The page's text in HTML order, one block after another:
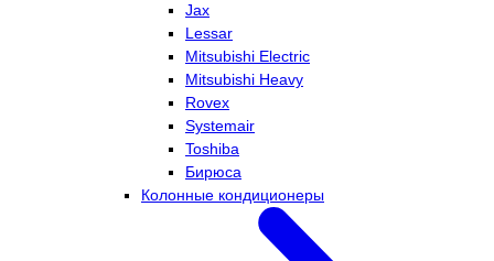
Jax
Lessar
Mitsubishi Electric
Mitsubishi Heavy
Rovex
Systemair
Toshiba
Бирюса
Колонные кондиционеры